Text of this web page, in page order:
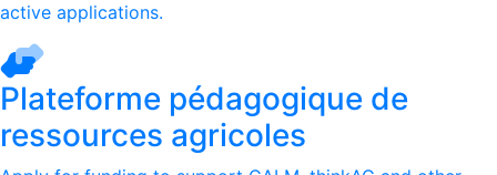
active applications.
Plateforme pédagogique de
ressources agricoles